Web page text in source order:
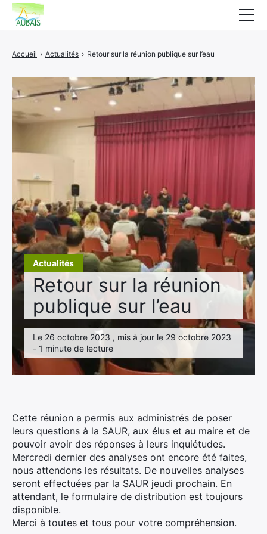
Actualités
Retour sur la réunion
publique sur l’eau
Le 26 octobre 2023 , mis à jour le 29 octobre 2023
- 1 minute de lecture
Accueil › Actualités › Retour sur la réunion publique sur l’eau
Cette réunion a permis aux administrés de poser
leurs questions à la SAUR, aux élus et au maire et de
pouvoir avoir des réponses à leurs inquiétudes.
Mercredi dernier des analyses ont encore été faites,
nous attendons les résultats. De nouvelles analyses
seront effectuées par la SAUR jeudi prochain. En
attendant, le formulaire de distribution est toujours
disponible.
Merci à toutes et tous pour votre compréhension.
Actualités
Vie au village
Elections
Etat Civil
Autres Démarches
Contact
Facebook
Youtube
Rechercher